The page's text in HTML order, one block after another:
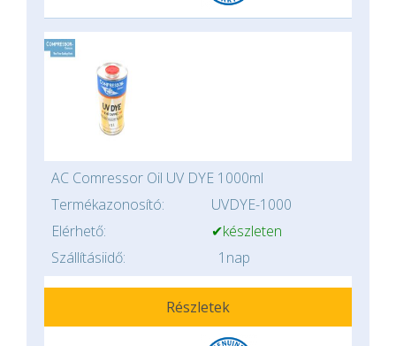
AC Comressor Oil UV DYE 1000ml
Termékazonosító:
UVDYE-1000
Elérhető:
✔készleten
Szállításiidő:
1nap
Részletek